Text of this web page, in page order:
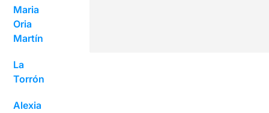
Maria
Oria
Martín
La
Torrón
Alexia